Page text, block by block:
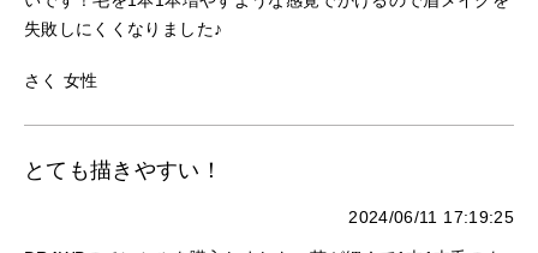
失敗しにくくなりました♪
さく 女性
とても描きやすい！
2024/06/11 17:19:25